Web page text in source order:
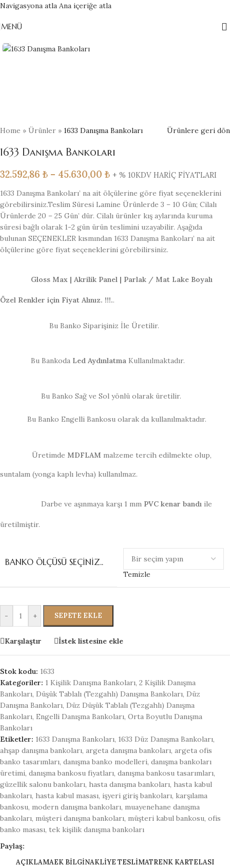
Navigasyona atla Ana içeriğe atla
MENÜ
Home » Ürünler » 1633 Danışma Bankoları Ürünlere geri dön
1633 Danışma Bankoları
32.592,86 ₺ – 45.630,00 ₺ + % 10KDV HARİÇ FİYATLARI
1633 Danışma Bankoları’ na ait ölçülerine göre fiyat seçeneklerini
görebilirsiniz.Teslim Süresi Lamine Ürünlerde 3 – 10 Gün; Cilalı
Ürünlerde 20 – 25 Gün’ dür. Cilalı ürünler kış aylarında kuruma
süresi bağlı olarak 1-2 gün ürün teslimini uzayabilir. Aşağıda
bulunan SEÇENEKLER kısmından 1633 Danışma Bankoları’ na ait
ölçülerine göre fiyat seçeneklerini görebilirsiniz.
Gloss Max | Akrilik Panel | Parlak / Mat Lake Boyalı
Özel Renkler için Fiyat Alınız. !!!..
Bu Banko Siparişiniz İle Üretilir.
Bu Bankoda Led Aydınlatma Kullanılmaktadır.
Bu Banko Sağ ve Sol yönlü olarak üretilir.
Bu Banko Engelli Bankosu olarak da kullanılmaktadır.
Üretimde MDFLAM malzeme tercih edilmekte olup,
suntalam (yonga kaplı levha) kullanılmaz.
Darbe ve aşınmaya karşı 1 mm PVC kenar bandı ile
üretilmiştir.
BANKO ÖLÇÜSÜ SEÇINIZ..
Temizle
- + SEPETE EKLE
Karşılaştır İstek listesine ekle
Stok kodu: 1633
Kategoriler: 1 Kişilik Danışma Bankoları, 2 Kişilik Danışma
Bankoları, Düşük Tablalı (Tezgahlı) Danışma Bankoları, Düz
Danışma Bankoları, Düz Düşük Tablalı (Tezgahlı) Danışma
Bankoları, Engelli Danışma Bankoları, Orta Boyutlu Danışma
Bankoları
Etiketler: 1633 Danışma Bankoları, 1633 Düz Danışma Bankoları,
ahşap danışma bankoları, argeta danışma bankoları, argeta ofis
banko tasarımları, danışma banko modelleri, danışma bankoları
üretimi, danışma bankosu fiyatları, danışma bankosu tasarımları,
güzellik salonu bankoları, hasta danışma bankoları, hasta kabul
bankoları, hasta kabul masası, işyeri giriş bankoları, karşılama
bankosu, modern danışma bankoları, muayenehane danışma
bankoları, müşteri danışma bankoları, müşteri kabul bankosu, ofis
banko masası, tek kişilik danışma bankoları
Paylaş:
AÇIKLAMAEK BILGINAKLİYE TESLİMATRENK KARTELASI